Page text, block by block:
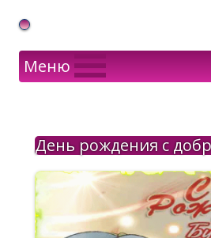
Gif Открытки в подарок
Меню
День рождения с